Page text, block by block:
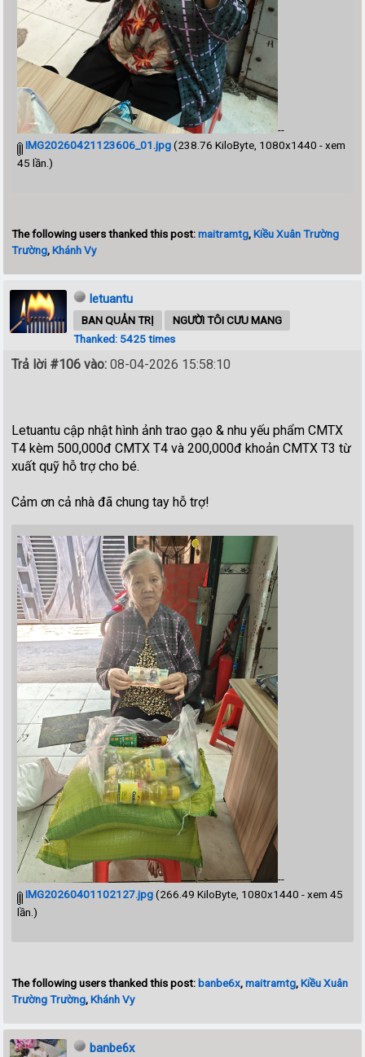
--
IMG20260421123606_01.jpg(238.76 KiloByte, 1080x1440 - xem
45 lần.)
The following users thanked this post:maitramtg,Kiều Xuân Trường
Trường,Khánh Vy
letuantu
BAN QUẢN TRỊ
NGƯỜI TÔI CƯU MANG
Thanked: 5425 times
Trả lời #106 vào: 08-04-2026 15:58:10
Letuantu cập nhật hình ảnh trao gạo & nhu yếu phẩm CMTX
T4 kèm 500,000đ CMTX T4 và 200,000đ khoản CMTX T3 từ
xuất quỹ hỗ trợ cho bé.
Cảm ơn cả nhà đã chung tay hỗ trợ!
--
IMG20260401102127.jpg(266.49 KiloByte, 1080x1440 - xem 45
lần.)
The following users thanked this post: banbe6x,maitramtg,Kiều Xuân
Trường Trường,Khánh Vy
banbe6x